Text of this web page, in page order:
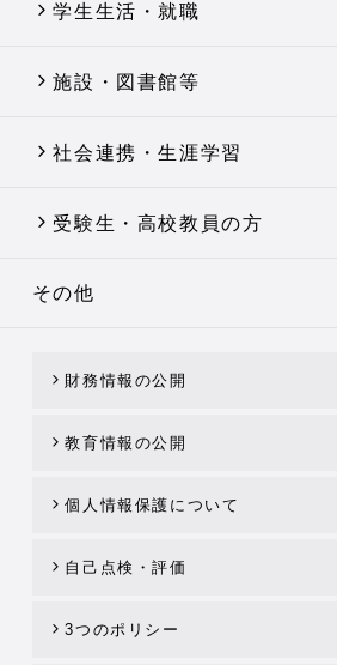
学生生活・就職
施設・図書館等
社会連携・生涯学習
受験生・高校教員の方
その他
財務情報の公開
教育情報の公開
個人情報保護について
自己点検・評価
3つのポリシー